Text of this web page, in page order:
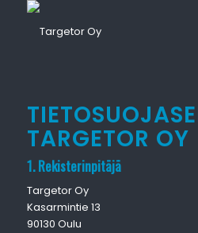
TARGETOR OY
1. Rekisterinpitäjä
Targetor Oy
Kasarmintie 13
90130 Oulu